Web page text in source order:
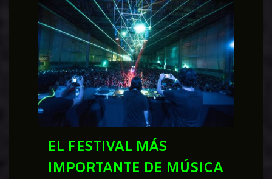
EL FESTIVAL MÁS
IMPORTANTE DE MÚSICA